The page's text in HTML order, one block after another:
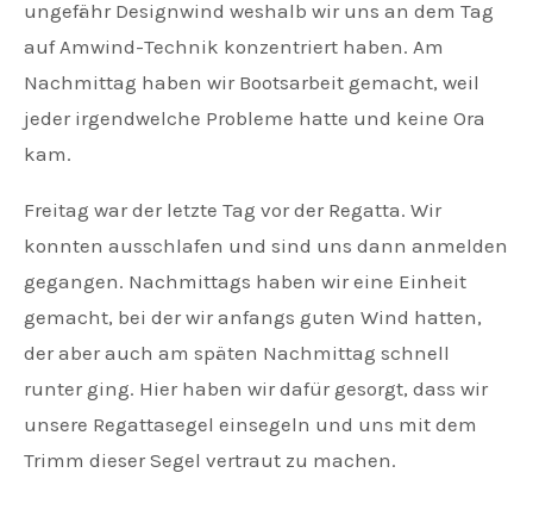
ungefähr Designwind weshalb wir uns an dem Tag
auf Amwind-Technik konzentriert haben. Am
Nachmittag haben wir Bootsarbeit gemacht, weil
jeder irgendwelche Probleme hatte und keine Ora
kam.
Freitag war der letzte Tag vor der Regatta. Wir
konnten ausschlafen und sind uns dann anmelden
gegangen. Nachmittags haben wir eine Einheit
gemacht, bei der wir anfangs guten Wind hatten,
der aber auch am späten Nachmittag schnell
runter ging. Hier haben wir dafür gesorgt, dass wir
unsere Regattasegel einsegeln und uns mit dem
Trimm dieser Segel vertraut zu machen.